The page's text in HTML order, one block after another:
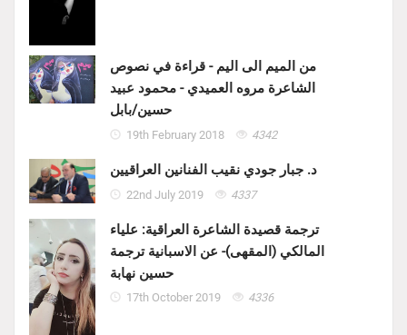
من الميم الى اليم - قراءة في نصوص
الشاعرة مروه العميدي - محمود عبيد
حسين/بابل
19th February 2018 4342
د. جبار جودي نقيب الفنانين العراقيين
22nd July 2019 4337
ترجمة قصيدة الشاعرة العراقية: علياء
المالكي (المقهى)- عن الاسبانية ترجمة
حسين نهابة
17th October 2019 4336